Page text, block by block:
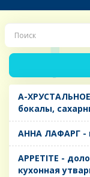
A-
бокалы,
AHHA ЛАФАРГ
APPETITE -
кухонная